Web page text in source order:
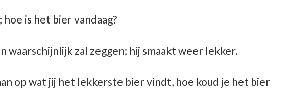
is het bier vandaag?
waarschijnlijk zal zeggen; hij smaakt weer lekker.
op wat jij het lekkerste bier vindt, hoe koud je het bier